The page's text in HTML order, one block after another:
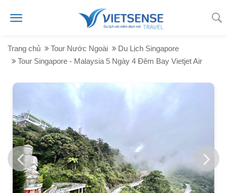
Trang chủ Tour Nước Ngoài
Du Lịch Singapore
Tour Singapore - Malaysia 5 Ngày 4 Đêm Bay Vietjet Air